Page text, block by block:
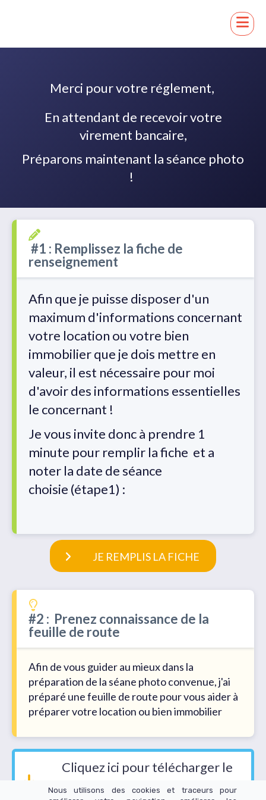
Merci pour votre réglement,
En attendant de recevoir votre
virement bancaire,
Préparons maintenant la séance photo
!
#1 : Remplissez la fiche de
renseignement
Afin que je puisse disposer d'un
maximum d'informations concernant
votre location ou votre bien
immobilier que je dois mettre en
valeur, il est nécessaire pour moi
d'avoir des informations essentielles
le concernant !
Je vous invite donc à prendre 1
minute pour remplir la fiche et a
noter la date de séance
choisie (étape1) :
JE REMPLIS LA FICHE
#2 : Prenez connaissance de la
feuille de route
Afin de vous guider au mieux dans la
préparation de la séane photo convenue, j'ai
préparé une feuille de route pour vous aider à
préparer votre location ou bien immobilier
Cliquez ici pour télécharger le
document
Nous utilisons des cookies et traceurs pour